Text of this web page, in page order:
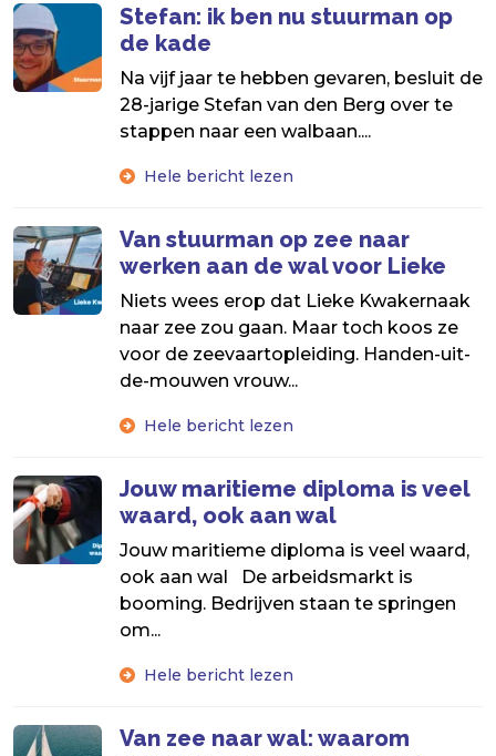
Stefan: ik ben nu stuurman op
de kade
Na vijf jaar te hebben gevaren, besluit de
28-jarige Stefan van den Berg over te
stappen naar een walbaan....
Hele bericht lezen
Van stuurman op zee naar
werken aan de wal voor Lieke
Niets wees erop dat Lieke Kwakernaak
naar zee zou gaan. Maar toch koos ze
voor de zeevaartopleiding. Handen-uit-
de-mouwen vrouw...
Hele bericht lezen
Jouw maritieme diploma is veel
waard, ook aan wal
Jouw maritieme diploma is veel waard,
ook aan wal De arbeidsmarkt is
booming. Bedrijven staan te springen
om...
Hele bericht lezen
Van zee naar wal: waarom